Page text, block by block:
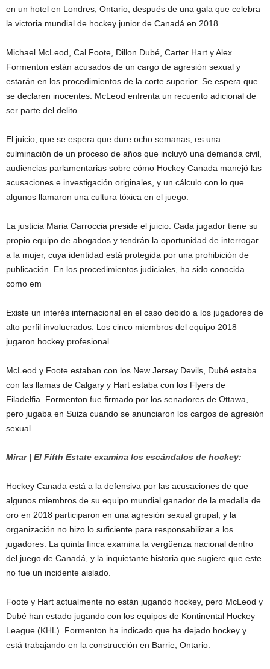
en un hotel en Londres, Ontario, después de una gala que celebra
la victoria mundial de hockey junior de Canadá en 2018.
Michael McLeod, Cal Foote, Dillon Dubé, Carter Hart y Alex
Formenton están acusados ​​de un cargo de agresión sexual y
estarán en los procedimientos de la corte superior. Se espera que
se declaren inocentes. McLeod enfrenta un recuento adicional de
ser parte del delito.
El juicio, que se espera que dure ocho semanas, es una
culminación de un proceso de años que incluyó una demanda civil,
audiencias parlamentarias sobre cómo Hockey Canada manejó las
acusaciones e investigación originales, y un cálculo con lo que
algunos llamaron una cultura tóxica en el juego.
La justicia Maria Carroccia preside el juicio. Cada jugador tiene su
propio equipo de abogados y tendrán la oportunidad de interrogar
a la mujer, cuya identidad está protegida por una prohibición de
publicación. En los procedimientos judiciales, ha sido conocida
como em
Existe un interés internacional en el caso debido a los jugadores de
alto perfil involucrados. Los cinco miembros del equipo 2018
jugaron hockey profesional.
McLeod y Foote estaban con los New Jersey Devils, Dubé estaba
con las llamas de Calgary y Hart estaba con los Flyers de
Filadelfia. Formenton fue firmado por los senadores de Ottawa,
pero jugaba en Suiza cuando se anunciaron los cargos de agresión
sexual.
Mirar | El Fifth Estate examina los escándalos de hockey:
Hockey Canada está a la defensiva por las acusaciones de que
algunos miembros de su equipo mundial ganador de la medalla de
oro en 2018 participaron en una agresión sexual grupal, y la
organización no hizo lo suficiente para responsabilizar a los
jugadores. La quinta finca examina la vergüenza nacional dentro
del juego de Canadá, y la inquietante historia que sugiere que este
no fue un incidente aislado.
Foote y Hart actualmente no están jugando hockey, pero McLeod y
Dubé han estado jugando con los equipos de Kontinental Hockey
League (KHL). Formenton ha indicado que ha dejado hockey y
está trabajando en la construcción en Barrie, Ontario.